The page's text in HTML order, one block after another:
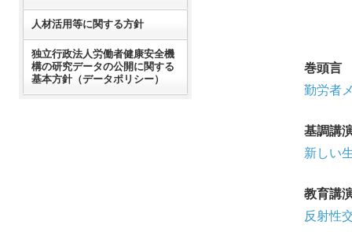
巻頭言
勤労者
基調講
新しい
教育講
反射性
人材活用等に関する方針
独立行政法人労働者健康安全機
構の研究データの公開に関する
基本方針（データポリシー）